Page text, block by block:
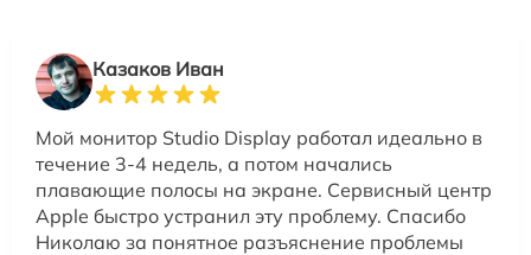
Казаков Иван
Мой монитор Studio Display работал идеально в
течение 3-4 недель, а потом начались
плавающие полосы на экране. Сервисный центр
Apple быстро устранил эту проблему. Спасибо
Николаю за понятное разъяснение проблемы